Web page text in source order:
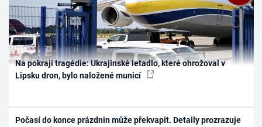
Na pokraji tragédie: Ukrajinské letadlo, které ohrožoval v
Lipsku dron, bylo naložené municí
Počasí do konce prázdnin může překvapit. Detaily prozrazuje